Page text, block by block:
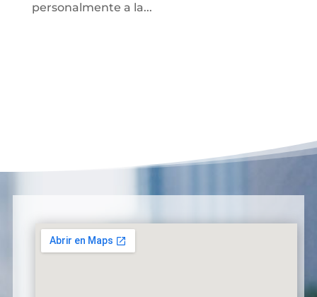
personalmente a la...